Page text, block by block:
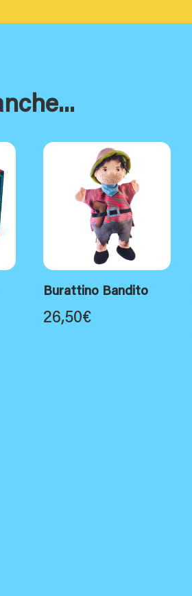
Burattino Bandito
26,50€